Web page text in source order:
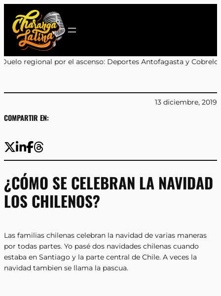
contenido
Deportes Antofagasta y Cobreloa se enfrentarán en
COMPARTIR EN:
13 diciembre, 2019
¿CÓMO SE CELEBRAN LA NAVIDAD
LOS CHILENOS?
Las familias chilenas celebran la navidad de varias maneras
por todas partes. Yo pasé dos navidades chilenas cuando
estaba en Santiago y la parte central de Chile. A veces la
navidad tambien se llama la pascua.